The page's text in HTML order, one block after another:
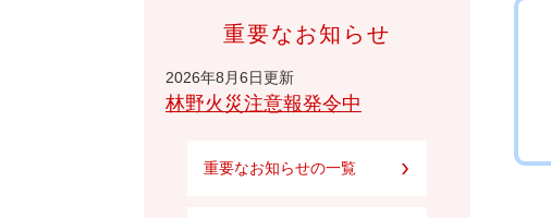
重要なお知らせ
2026年8月6日更新
林野火災注意報発令中
重要なお知らせの一覧